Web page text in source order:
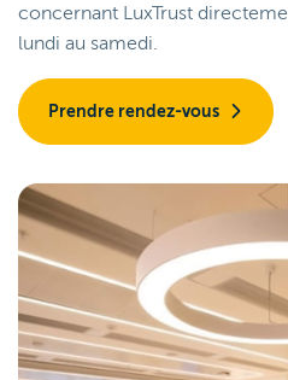
concernant LuxTrust
lundi au samedi.
Prendre rendez-vous